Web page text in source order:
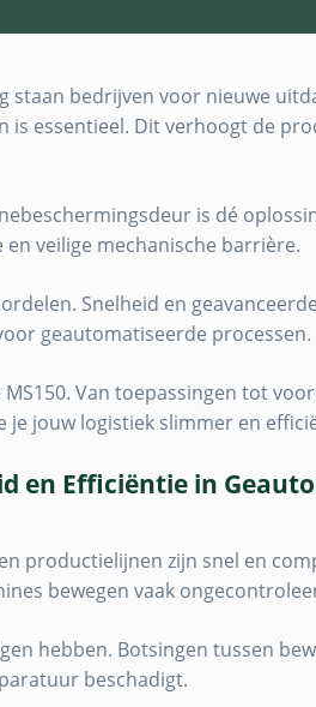
staan bedrijven voor nieuwe
is essentieel. Dit verhoogt de
is dé
veilige mechanische barrière.
Snelheid en
geautomatiseerde processen.
Van toepassingen tot
je jouw logistiek slimmer en
en Efficiëntie in
productielijnen zijn snel en
bewegen vaak
hebben. Botsingen tussen
beschadigt.